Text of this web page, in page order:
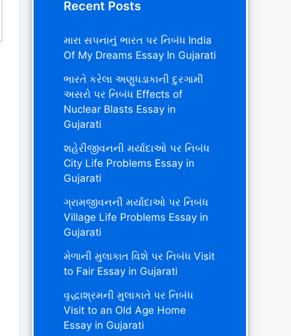
Recent Posts
મારા સપનાનું ભારત પર નિબંધ India
Of My Dreams Essay In Gujarati
ભારતે કરેલા અણુધડાકાની દુરગામી
અસરો પર નિબંધ Effects of
Nuclear Blasts Essay in
Gujarati
શહેરીજીવનની મર્યાદાઓ પર નિબંધ
City Life Problems Essay in
Gujarati
ગ્રામજીવનની મર્યાદાઓ પર નિબંધ
Village Life Problems Essay in
Gujarati
મેળાની મુલાકાત વિશે પર નિબંધ Visit
to Fair Essay in Gujarati
વૃદ્ધાશ્રમની મુલાકાતે પર નિબંધ
Visit to an Old Age Home
Essay in Gujarati